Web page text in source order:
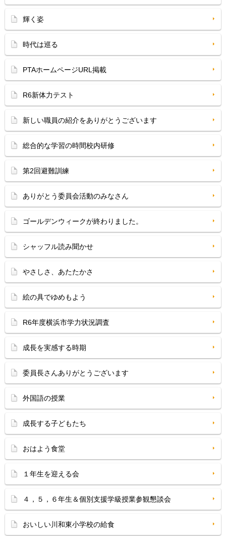
輝く姿
時代は巡る
PTAホームページURL掲載
R6新体力テスト
新しい職員の紹介をありがとうございます
総合的な学習の時間校内研修
第2回避難訓練
ありがとう委員会活動のみなさん
ゴールデンウィークが終わりました。
シャッフル読み聞かせ
やさしさ、あたたかさ
絵の具でゆめもよう
R6年度横浜市学力状況調査
成長を実感する時期
委員長さんありがとうございます
外国語の授業
成長する子どもたち
おはよう食堂
１年生を迎える会
４，５，６年生＆個別支援学級授業参観懇談会
おいしい川和東小学校の給食